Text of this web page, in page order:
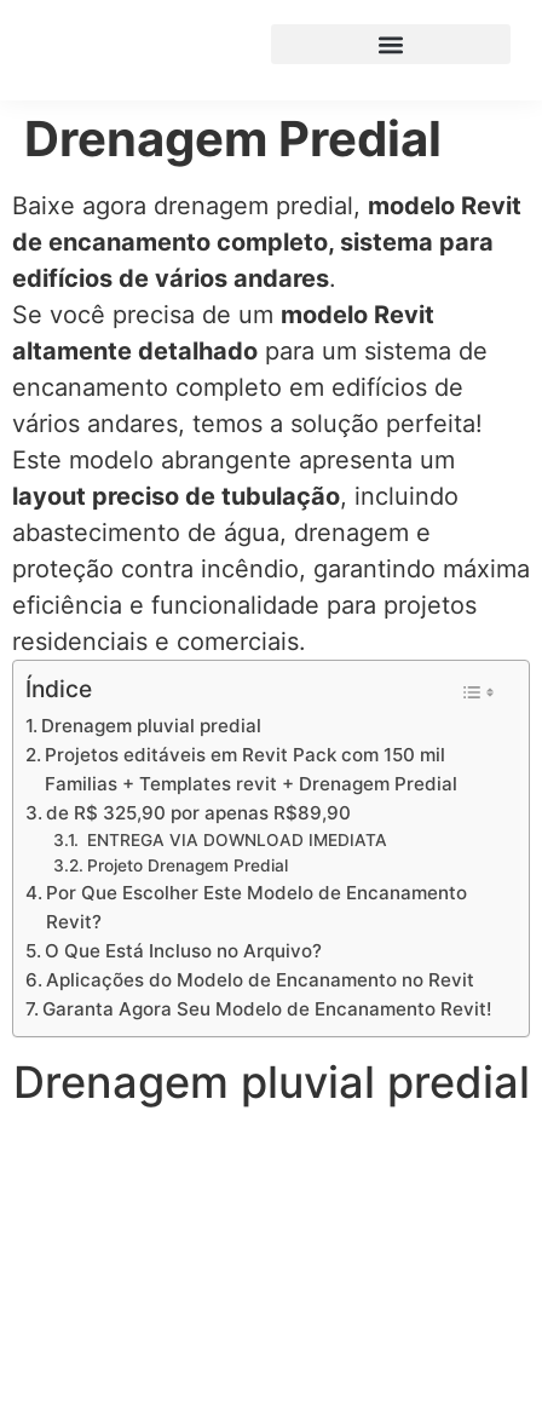
Drenagem Predial
Baixe agora drenagem predial, modelo Revit
de encanamento completo, sistema para
edifícios de vários andares.
Se você precisa de um modelo Revit
altamente detalhado para um sistema de
encanamento completo em edifícios de
vários andares, temos a solução perfeita!
Este modelo abrangente apresenta um
layout preciso de tubulação, incluindo
abastecimento de água, drenagem e
proteção contra incêndio, garantindo máxima
eficiência e funcionalidade para projetos
residenciais e comerciais.
Índice
Drenagem pluvial predial
Projetos editáveis em Revit Pack com 150 mil
Familias + Templates revit + Drenagem Predial
de R$ 325,90 por apenas R$89,90
ENTREGA VIA DOWNLOAD IMEDIATA
Projeto Drenagem Predial
Por Que Escolher Este Modelo de Encanamento
Revit?
O Que Está Incluso no Arquivo?
Aplicações do Modelo de Encanamento no Revit
Garanta Agora Seu Modelo de Encanamento Revit!
Drenagem pluvial predial